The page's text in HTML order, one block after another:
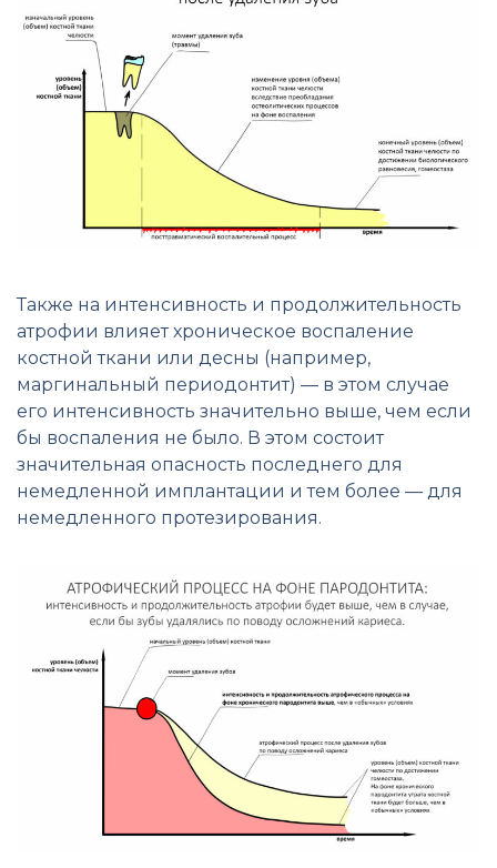
Также на интенсивность и продолжительность
атрофии влияет хроническое воспаление
костной ткани или десны (например,
маргинальный периодонтит) — в этом случае
его интенсивность значительно выше, чем если
бы воспаления не было. В этом состоит
значительная опасность последнего для
немедленной имплантации и тем более — для
немедленного протезирования.